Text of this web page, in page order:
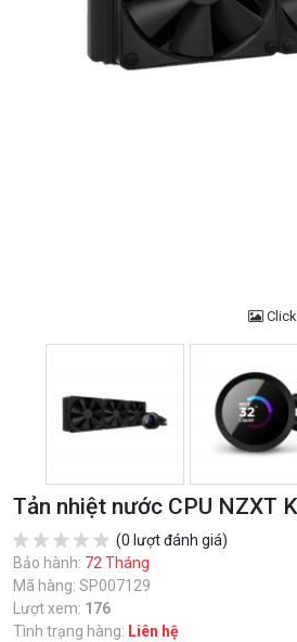
Click
Tản nhiệt nước CPU NZXT
(0 lượt đánh giá)
Bảo hành: 72 Tháng
Mã hàng: SP007129
Lượt xem: 176
Tình trạng hàng: Liên hệ